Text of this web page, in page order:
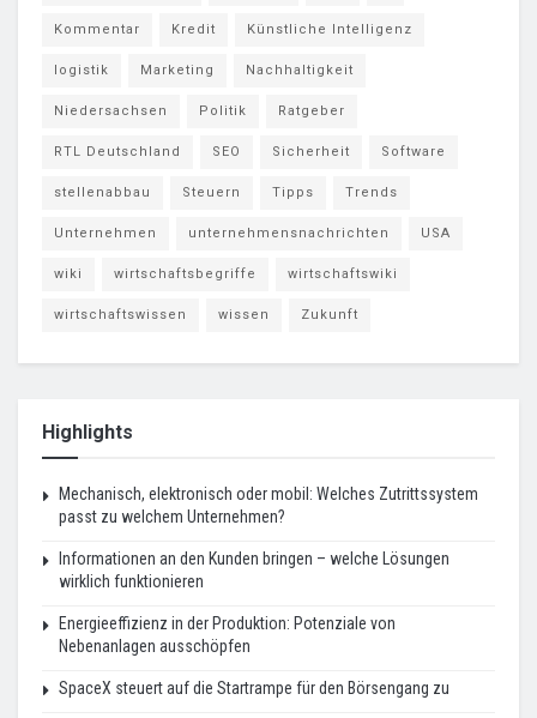
Kommentar Kredit Künstliche Intelligenz
logistik Marketing Nachhaltigkeit
Niedersachsen Politik Ratgeber
RTL Deutschland SEO Sicherheit Software
stellenabbau Steuern Tipps Trends
Unternehmen unternehmensnachrichten USA
wiki wirtschaftsbegriffe wirtschaftswiki
wirtschaftswissen wissen Zukunft
Highlights
Mechanisch, elektronisch oder mobil: Welches Zutrittssystem
passt zu welchem Unternehmen?
Informationen an den Kunden bringen – welche Lösungen
wirklich funktionieren
Energieeffizienz in der Produktion: Potenziale von
Nebenanlagen ausschöpfen
SpaceX steuert auf die Startrampe für den Börsengang zu